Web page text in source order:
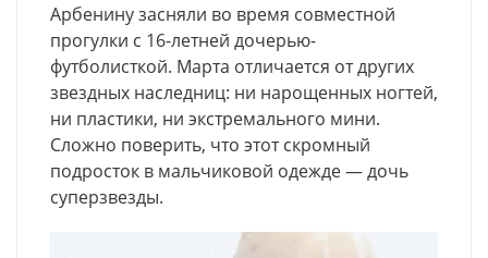
Арбенину засняли во время совместной
прогулки с 16-летней дочерью-
футболисткой. Марта отличается от других
звездных наследниц: ни нарощенных ногтей,
ни пластики, ни экстремального мини.
Сложно поверить, что этот скромный
подросток в мальчиковой одежде — дочь
суперзвезды.